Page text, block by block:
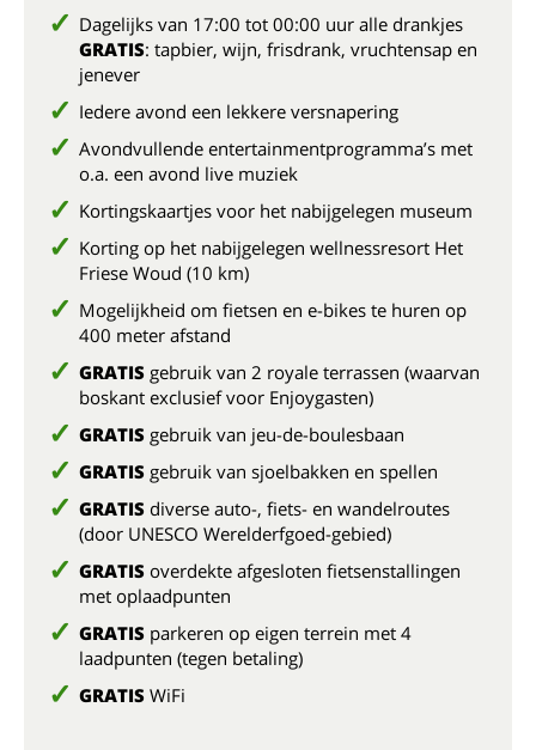
Dagelijks van 17:00 tot 00:00 uur alle drankjes
GRATIS: tapbier, wijn, frisdrank, vruchtensap en
jenever
Iedere avond een lekkere versnapering
Avondvullende entertainmentprogramma’s met
o.a. een avond live muziek
Kortingskaartjes voor het nabijgelegen museum
Korting op het nabijgelegen wellnessresort Het
Friese Woud (10 km)
Mogelijkheid om fietsen en e-bikes te huren op
400 meter afstand
GRATIS gebruik van 2 royale terrassen (waarvan
boskant exclusief voor Enjoygasten)
GRATIS gebruik van jeu-de-boulesbaan
GRATIS gebruik van sjoelbakken en spellen
GRATIS diverse auto-, fiets- en wandelroutes
(door UNESCO Werelderfgoed-gebied)
GRATIS overdekte afgesloten fietsenstallingen
met oplaadpunten
GRATIS parkeren op eigen terrein met 4
laadpunten (tegen betaling)
GRATIS WiFi